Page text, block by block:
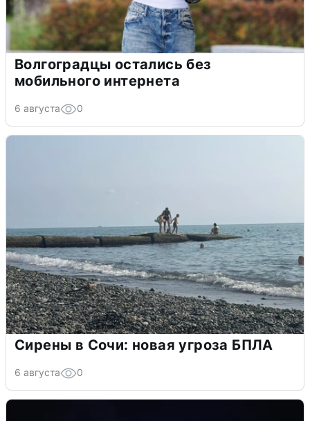
Волгоградцы остались без
мобильного интернета
6 августа 0
Сирены в Сочи: новая угроза БПЛА
6 августа 0